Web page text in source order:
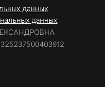
данных
данных